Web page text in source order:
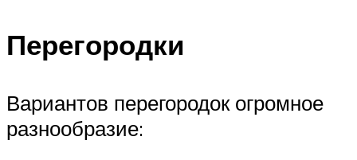
Перегородки
Вариантов перегородок огромное
разнообразие: